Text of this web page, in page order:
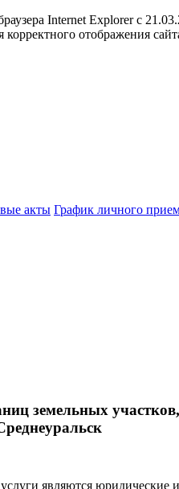
Internet Explorer c
отображения
акты График личного
земельных
являются